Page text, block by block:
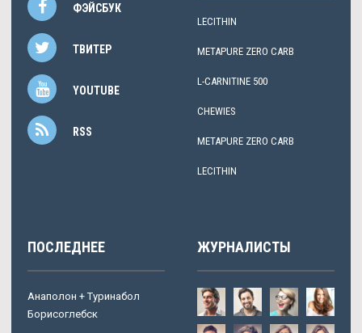
ФЭЙСБУК
ТВИТЕР
YOUTUBE
RSS
LECITHIN
METAPURE ZERO CARB
L-CARNITINE 500
CHEWIES
METAPURE ZERO CARB
LECITHIN
ПОСЛЕДНЕЕ
Анаполон + Туринабол
Борисоглебск
ЖУРНАЛИСТЫ